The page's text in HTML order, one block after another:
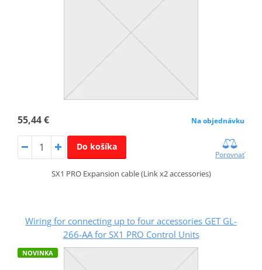
55,44 € Na objednávku
Do košíka
Porovnať
SX1 PRO Expansion cable (Link x2 accessories)
Wiring for connecting up to four accessories GET GL-
266-AA for SX1 PRO Control Units
NOVINKA